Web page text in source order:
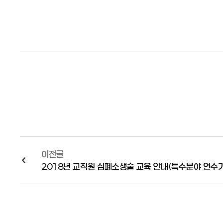
이전글
2018년 교직원 심폐소생술 교육 안내(특수분야 연수